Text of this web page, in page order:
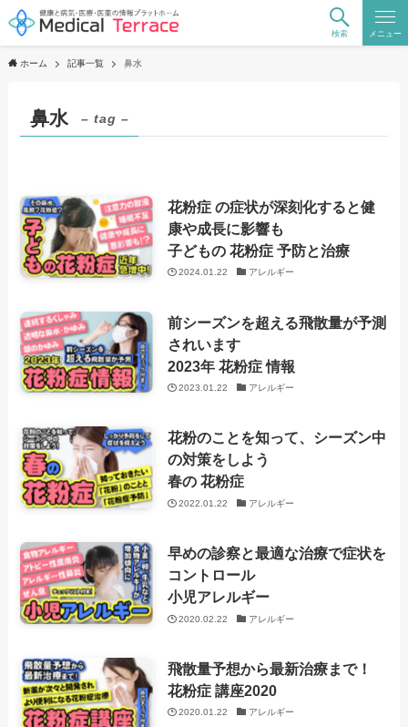
検索 メニュー
ホーム 記事一覧 鼻水
鼻水 – tag –
花粉症 の症状が深刻化すると健
康や成長に影響も
子どもの 花粉症 予防と治療
2024.01.22 アレルギー
前シーズンを超える飛散量が予測
されいます
2023年 花粉症 情報
2023.01.22 アレルギー
花粉のことを知って、シーズン中
の対策をしよう
春の 花粉症
2022.01.22 アレルギー
早めの診察と最適な治療で症状を
コントロール
小児アレルギー
2020.02.22 アレルギー
飛散量予想から最新治療まで！
花粉症 講座2020
2020.01.22 アレルギー